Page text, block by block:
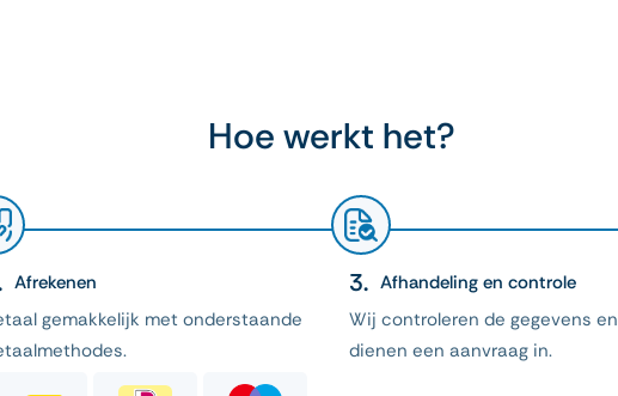
Hoe werkt het?
Afrekenen
gemakkelijk met onderstaande
Afhandeling en controle
Wij controleren de gegevens en
dienen een aanvraag in.